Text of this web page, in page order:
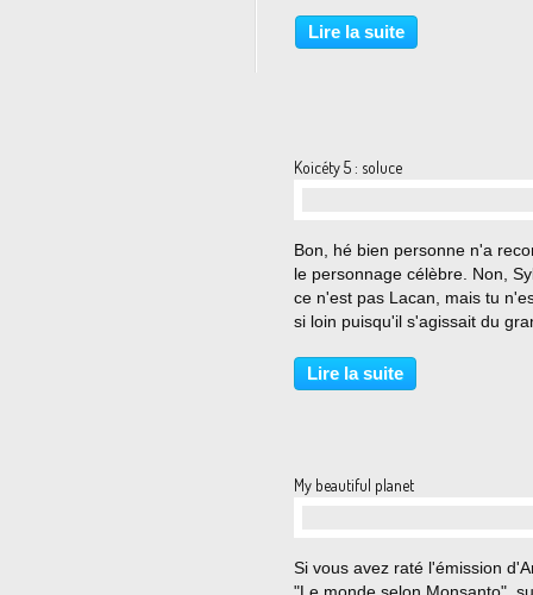
Lire la suite
Koicéty 5 : soluce
Bon, hé bien personne n'a
le personnage célèbre. Non,
ce n'est pas Lacan, mais tu
si loin puisqu'il s'agissait du
la voie, même s'il en a un peu
Lien Wikipedia sur Freud :
Lire la suite
My beautiful planet
Si vous avez raté l'émission